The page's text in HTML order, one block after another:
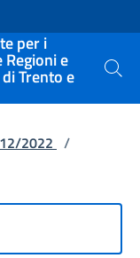
per i
e
Trento e Cerca
2022 /